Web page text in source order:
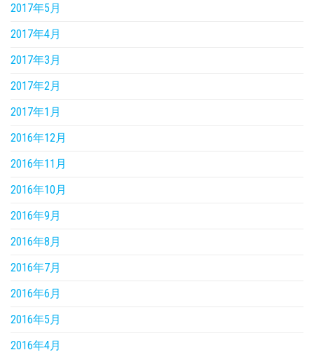
2017年5月
2017年4月
2017年3月
2017年2月
2017年1月
2016年12月
2016年11月
2016年10月
2016年9月
2016年8月
2016年7月
2016年6月
2016年5月
2016年4月